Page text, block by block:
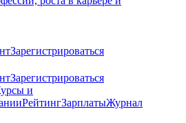
Зарегистрироваться
Зарегистрироваться
и
РейтингЗарплатыЖурнал